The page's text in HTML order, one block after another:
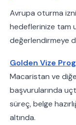
Avrupa oturma
hedeflerinize tam
değerlendirmeye
Golden Vize
Macaristan ve
başvurularında
süreç, belge
altında.